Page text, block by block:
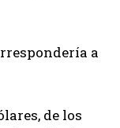
a
de los